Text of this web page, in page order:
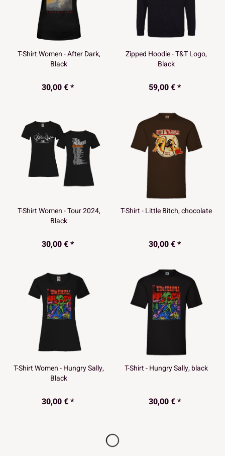
T-Shirt Women - After Dark,
Black
30,00 € *
Zipped Hoodie - T&T Logo,
Black
59,00 € *
T-Shirt Women - Tour 2024,
Black
30,00 € *
T-Shirt - Little Bitch, chocolate
30,00 € *
T-Shirt Women - Hungry Sally,
Black
30,00 € *
T-Shirt - Hungry Sally, black
30,00 € *